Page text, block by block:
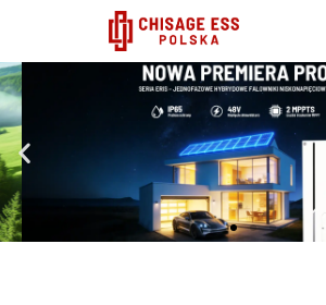
容